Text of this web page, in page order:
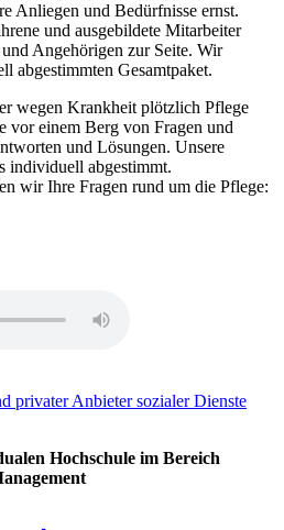
Anliegen und Bedürfnisse ernst.
und ausgebildete Mitarbeiter
Angehörigen zur Seite. Wir
abgestimmten Gesamtpaket.
wegen Krankheit plötzlich Pflege
vor einem Berg von Fragen und
und Lösungen. Unsere
individuell abgestimmt.
wir Ihre Fragen rund um die Pflege:
Hochschule im Bereich